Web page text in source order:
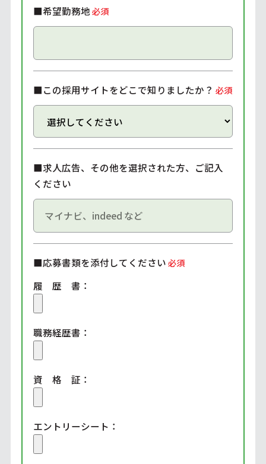
■希望勤務地必須
■この採用サイトをどこで知りましたか？必須
■求人広告、その他を選択された方、ご記入
ください
■応募書類を添付してください必須
履 歴 書：
職務経歴書：
資 格 証：
エントリーシート：